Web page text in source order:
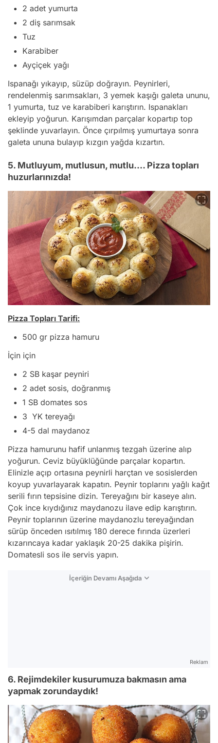
2 adet yumurta
2 diş sarımsak
Tuz
Karabiber
Ayçiçek yağı
Ispanağı yıkayıp, süzüp doğrayın. Peynirleri,
rendelenmiş sarımsakları, 3 yemek kaşığı galeta ununu,
1 yumurta, tuz ve karabiberi karıştırın. Ispanakları
ekleyip yoğurun. Karışımdan parçalar kopartıp top
şeklinde yuvarlayın. Önce çırpılmış yumurtaya sonra
galeta ununa bulayıp kızgın yağda kızartın.
5. Mutluyum, mutlusun, mutlu.... Pizza topları
huzurlarınızda!
Pizza Topları Tarifi:
500 gr pizza hamuru
İçin için
2 SB kaşar peyniri
2 adet sosis, doğranmış
1 SB domates sos
3 YK tereyağı
4-5 dal maydanoz
Pizza hamurunu hafif unlanmış tezgah üzerine alıp
yoğurun. Ceviz büyüklüğünde parçalar kopartın.
Elinizle açıp ortasına peynirli harçtan ve sosislerden
koyup yuvarlayarak kapatın. Peynir toplarını yağlı kağıt
serili fırın tepsisine dizin. Tereyağını bir kaseye alın.
Çok ince kıydığınız maydanozu ilave edip karıştırın.
Peynir toplarının üzerine maydanozlu tereyağından
sürüp önceden ısıtılmış 180 derece fırında üzerleri
kızarıncaya kadar yaklaşık 20-25 dakika pişirin.
Domatesli sos ile servis yapın.
İçeriğin Devamı Aşağıda
Reklam
6. Rejimdekiler kusurumuza bakmasın ama
yapmak zorundaydık!